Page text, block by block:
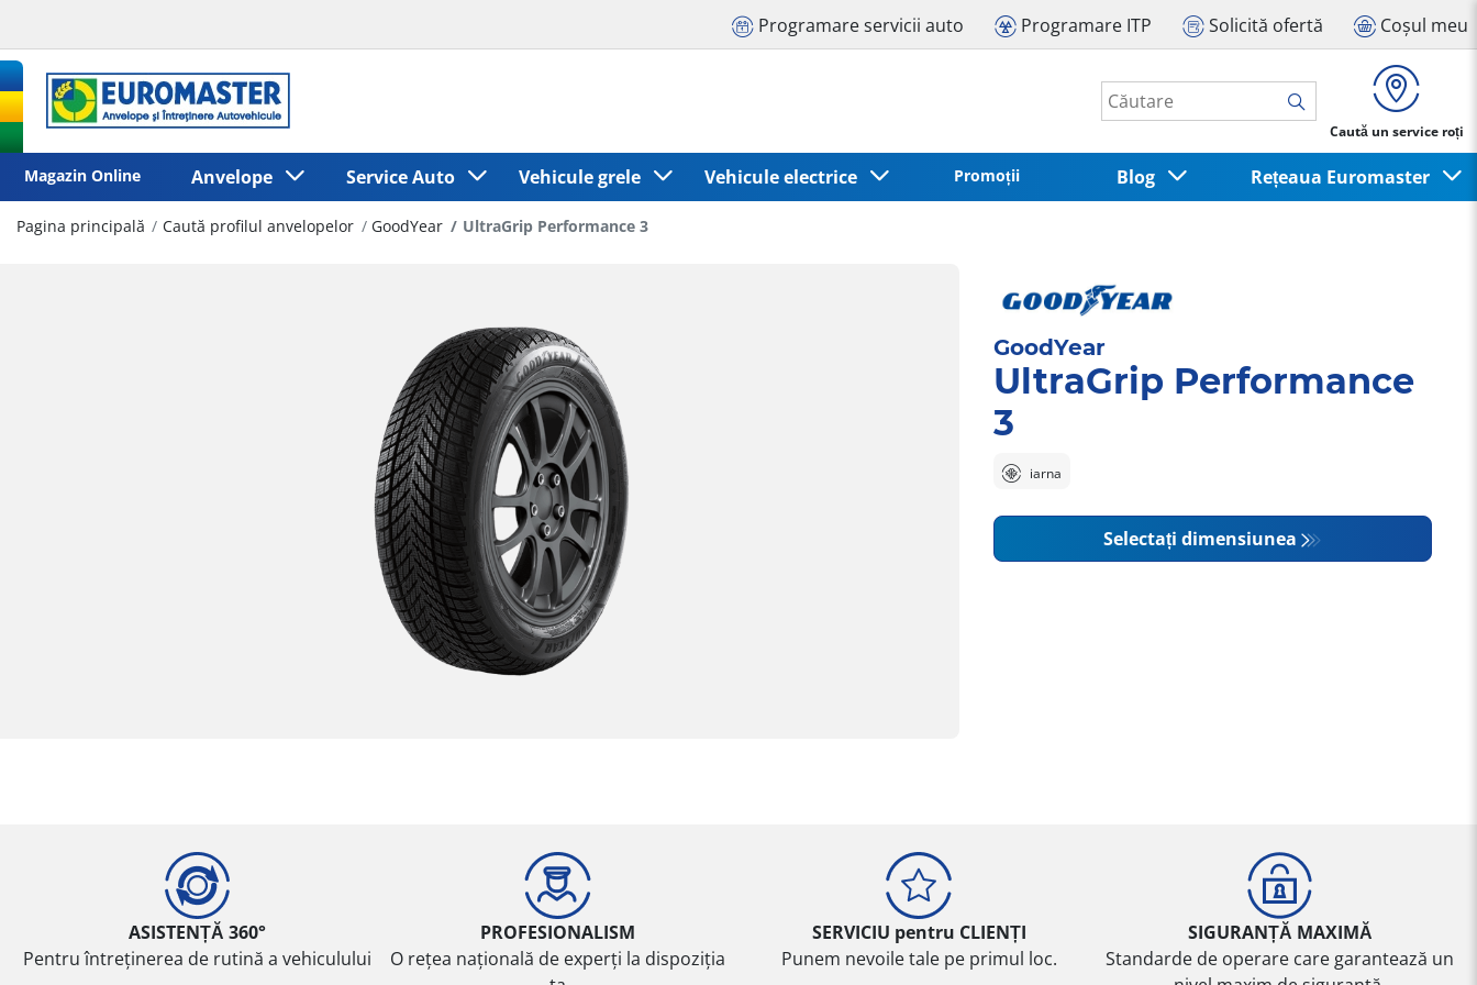
Programare servicii auto Programare ITP Solicită ofertă Coșul meu
Caută un service roți
Magazin Online Anvelope Service Auto Vehicule grele Vehicule electrice Promoții Blog Rețeaua Euromaster
Pagina principală Caută profilul anvelopelor GoodYear UltraGrip Performance 3
GoodYear
UltraGrip Performance
3
iarna
Selectați dimensiunea
ASISTENȚĂ 360°
Pentru întreținerea de rutină a vehiculului
PROFESIONALISM
O rețea națională de experți la dispoziția
SERVICIU pentru CLIENȚI
Punem nevoile tale pe primul loc.
SIGURANȚĂ MAXIMĂ
Standarde de operare care garantează un